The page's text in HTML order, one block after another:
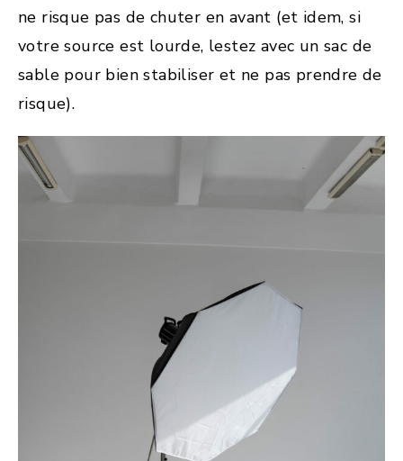
ne risque pas de chuter en avant (et idem, si
votre source est lourde, lestez avec un sac de
sable pour bien stabiliser et ne pas prendre de
risque).